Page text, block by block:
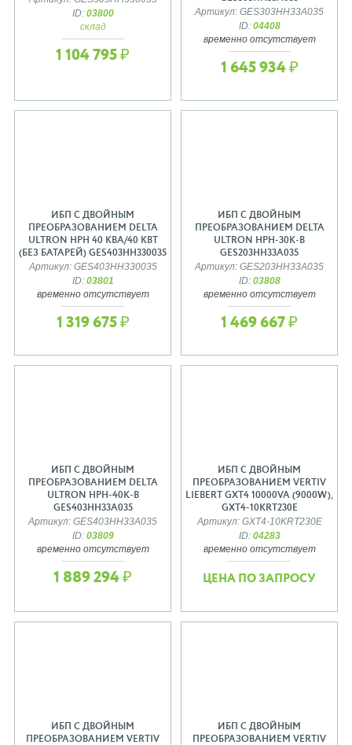
ID: 03800
склад
1 104 795 ₽
Артикул: GES303HH33A035
ID: 04408
временно отсутствует
1 645 934 ₽
ИБП С ДВОЙНЫМ
ПРЕОБРАЗОВАНИЕМ DELTA
ULTRON HPH 40 КВА/40 КВТ
(БЕЗ БАТАРЕЙ) GES403HH330035
Артикул: GES403HH330035
ID: 03801
временно отсутствует
1 319 675 ₽
ИБП С ДВОЙНЫМ
ПРЕОБРАЗОВАНИЕМ DELTA
ULTRON HPH-30K-B
GES203HH33A035
Артикул: GES203HH33A035
ID: 03808
временно отсутствует
1 469 667 ₽
ИБП С ДВОЙНЫМ
ПРЕОБРАЗОВАНИЕМ DELTA
ULTRON HPH-40K-B
GES403HH33A035
Артикул: GES403HH33A035
ID: 03809
временно отсутствует
1 889 294 ₽
ИБП С ДВОЙНЫМ
ПРЕОБРАЗОВАНИЕМ VERTIV
LIEBERT GXT4 10000VA (9000W),
GXT4-10KRT230E
Артикул: GXT4-10KRT230E
ID: 04283
временно отсутствует
ЦЕНА ПО ЗАПРОСУ
ИБП С ДВОЙНЫМ
ПРЕОБРАЗОВАНИЕМ VERTIV
ИБП С ДВОЙНЫМ
ПРЕОБРАЗОВАНИЕМ VERTIV